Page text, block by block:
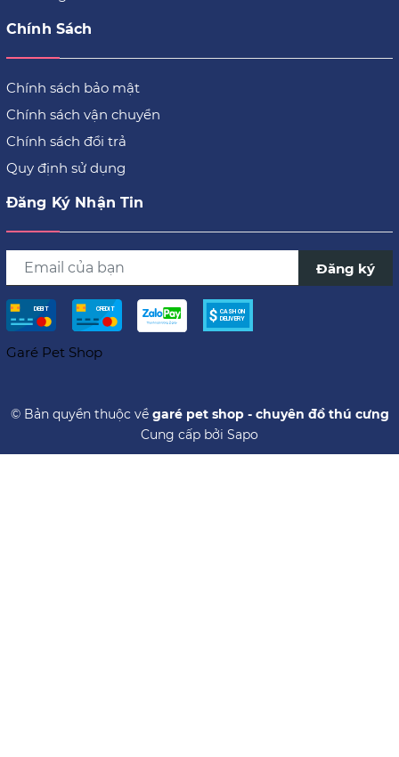
Chính Sách
Chính sách bảo mật
Chính sách vận chuyển
Chính sách đổi trả
Quy định sử dụng
Đăng Ký Nhận Tin
Đăng ký
Cung cấp bởiSapo